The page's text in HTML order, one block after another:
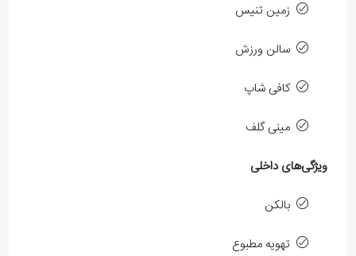
زمین تنیس
سالن ورزش
کافی شاپ
مینی گلف
ویژگی‌های داخلی
بالکن
تهویه مطبوع